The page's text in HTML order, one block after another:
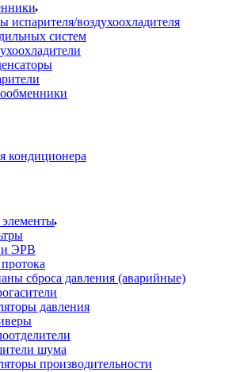
испарителя/воздухоохладителя
систем
кондиционера
ЭРВ
сброса давления (аварийные)
давления
шума
производительности